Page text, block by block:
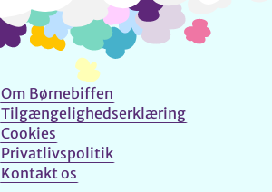
Om Børnebiffen
Tilgængelighedserklæring
Cookies
Privatlivspolitik
Kontakt os